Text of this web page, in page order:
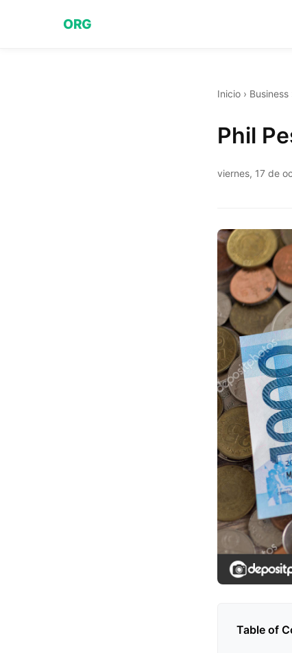
ORG
Inicio › Business
Phil
viernes, 17 de
Table of